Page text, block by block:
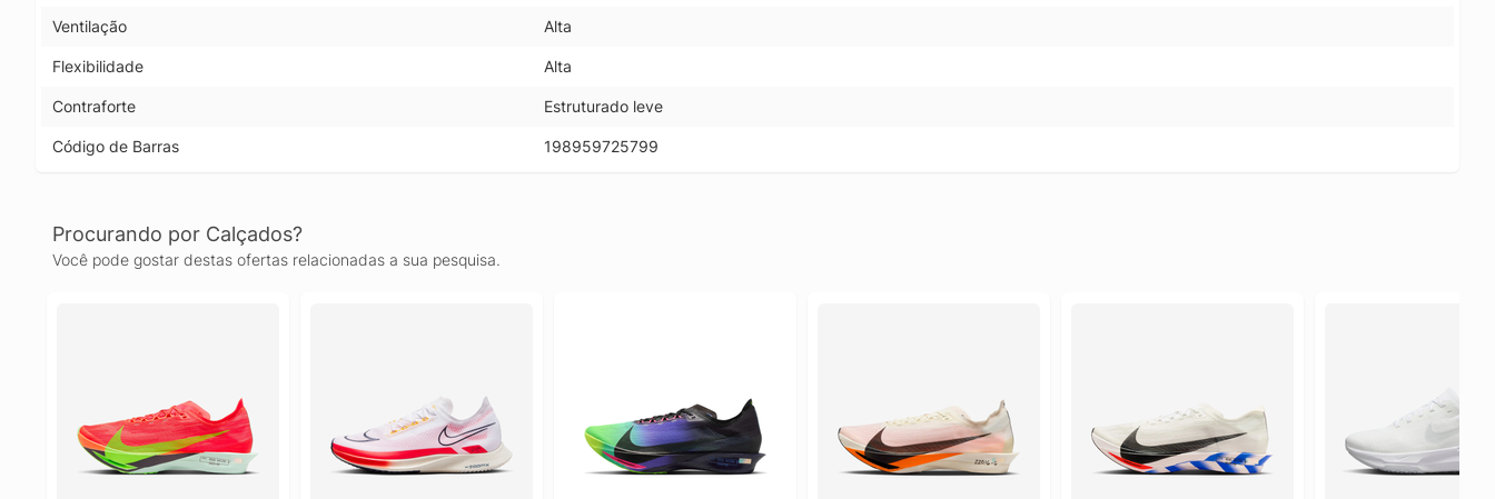
Ventilação Alta
Flexibilidade Alta
Contraforte Estruturado leve
Código de Barras 198959725799
Procurando por Calçados?
Você pode gostar destas ofertas relacionadas a sua pesquisa.